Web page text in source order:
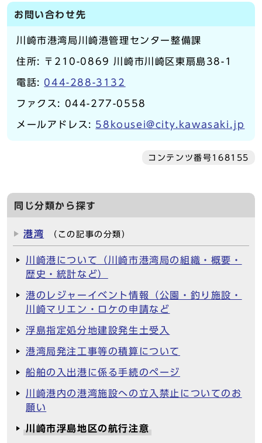
お問い合わせ先
川崎市港湾局川崎港管理センター整備課
住所: 〒210-0869 川崎市川崎区東扇島38-1
電話: 044-288-3132
ファクス : 044-277-0558
メールアドレス : 58kousei@city.kawasaki.jp
コンテンツ番号168155
同じ分類から探す
港湾 （この記事の分類）
川崎港について（川崎市港湾局の組織・概要・
歴史・統計など）
港のレジャーイベント情報（公園・釣り施設・
川崎マリエン・ロケの申請など
浮島指定処分地建設発生土受入
港湾局発注工事等の積算について
船舶の入出港に係る手続のページ
川崎港内の港湾施設への立入禁止についてのお
願い
川崎市浮島地区の航行注意